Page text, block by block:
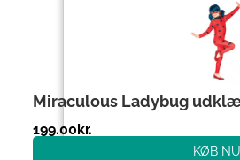
Miraculous Ladybug
199.00kr.
KØB NU